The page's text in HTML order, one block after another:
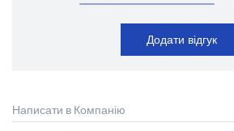
Додати відгук
Написати в Компанію